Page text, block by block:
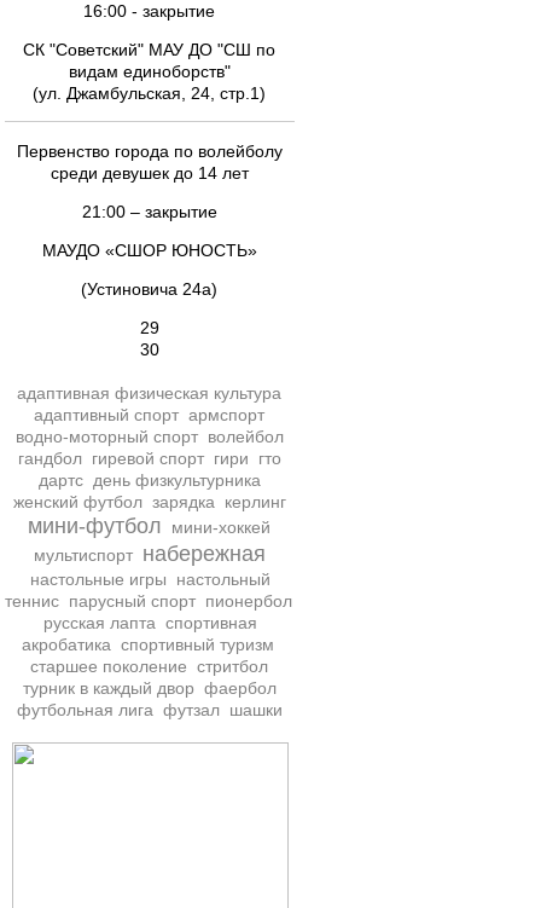
16:00 - закрытие
СК "Советский" МАУ ДО "СШ по
видам единоборств"
(ул. Джамбульская, 24, стр.1)
Первенство города по волейболу
среди девушек до 14 лет
21:00 – закрытие
МАУДО «СШОР ЮНОСТЬ»
(Устиновича 24а)
29
30
адаптивная физическая культура
адаптивный спорт армспорт
водно-моторный спорт волейбол
гандбол гиревой спорт гири
гто
дартс день физкультурника
женский футбол зарядка керлинг
мини-футбол
мини-хоккей
мультиспорт набережная
настольные игры
настольный
теннис парусный спорт пионербол
русская лапта спортивная
акробатика спортивный туризм
старшее поколение стритбол
турник в каждый двор фаербол
футбольная лига футзал шашки